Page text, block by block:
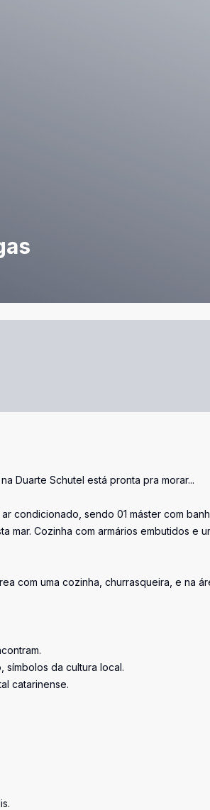
Duarte Schutel está pronta pra morar...
condicionado, sendo 01 máster com
mar. Cozinha com armários embutidos e
com uma cozinha, churrasqueira, e na
da cultura local.
catarinense.